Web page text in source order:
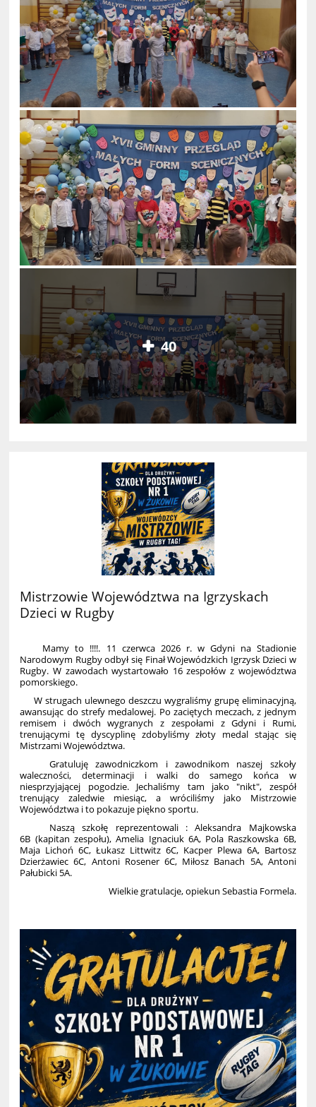
40
Mistrzowie Województwa na Igrzyskach
Dzieci w Rugby
Mamy to !!!!. 11 czerwca 2026 r. w Gdyni na Stadionie
Narodowym Rugby odbył się Finał Wojewódzkich Igrzysk Dzieci w
Rugby. W zawodach wystartowało 16 zespołów z województwa
pomorskiego.
W strugach ulewnego deszczu wygraliśmy grupę eliminacyjną,
awansując do strefy medalowej. Po zaciętych meczach, z jednym
remisem i dwóch wygranych z zespołami z Gdyni i Rumi,
trenującymi tę dyscyplinę zdobyliśmy złoty medal stając się
Mistrzami Województwa.
Gratuluję zawodniczkom i zawodnikom naszej szkoły
waleczności, determinacji i walki do samego końca w
niesprzyjającej pogodzie. Jechaliśmy tam jako "nikt", zespół
trenujący zaledwie miesiąc, a wróciliśmy jako Mistrzowie
Województwa i to pokazuje piękno sportu.
Naszą szkołę reprezentowali : Aleksandra Majkowska
6B (kapitan zespołu), Amelia Ignaciuk 6A, Pola Raszkowska 6B,
Maja Lichoń 6C, Łukasz Littwitz 6C, Kacper Plewa 6A, Bartosz
Dzierżawiec 6C, Antoni Rosener 6C, Miłosz Banach 5A, Antoni
Pałubicki 5A.
Wielkie gratulacje, opiekun Sebastia Formela.